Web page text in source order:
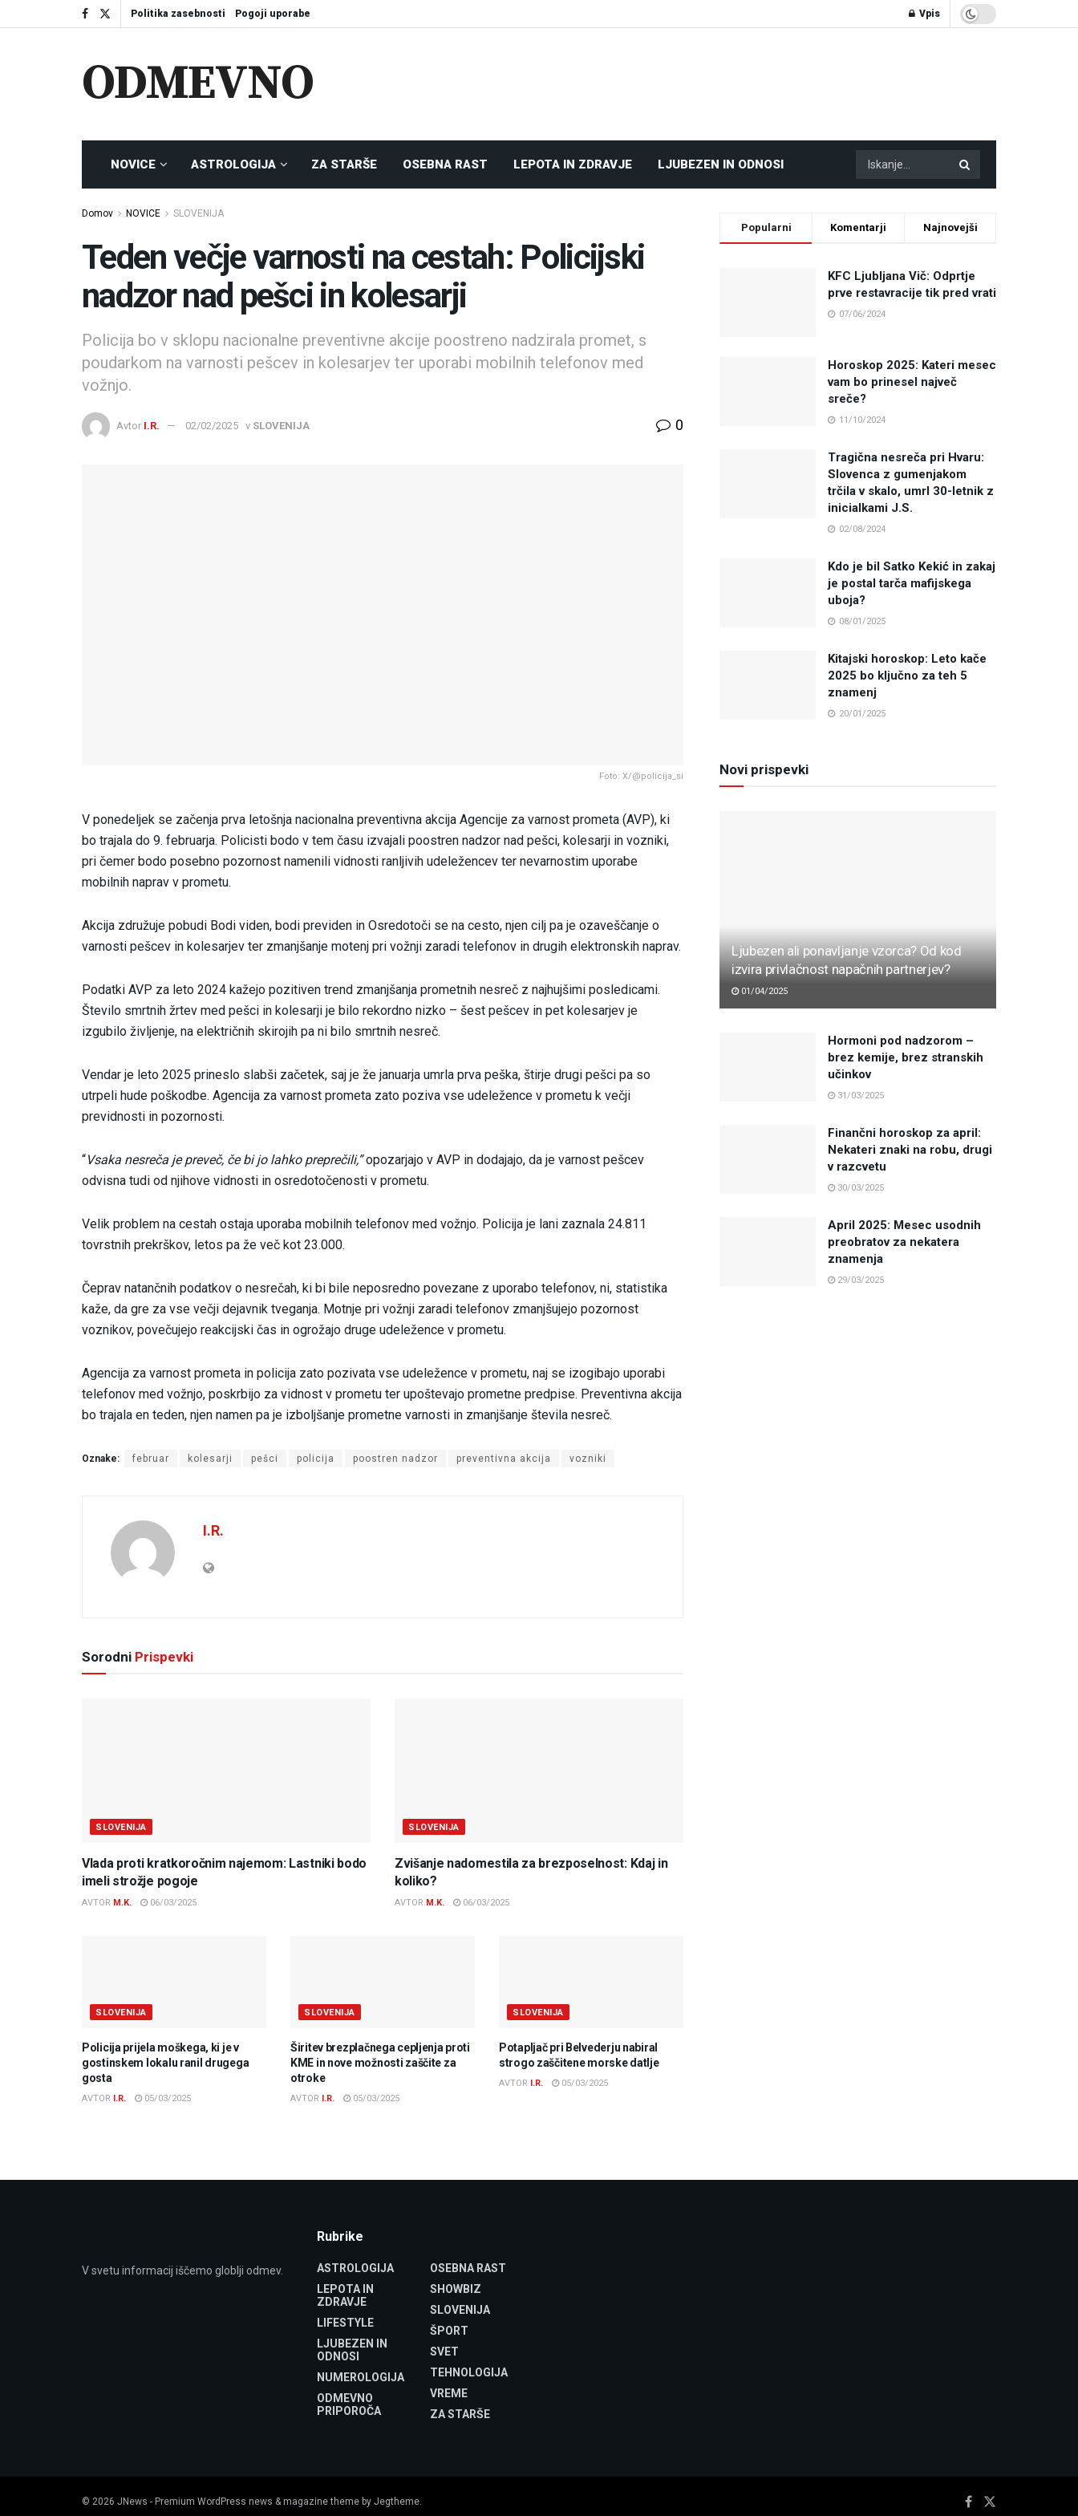
Politika zasebnosti Pogoji uporabe Vpis
ODMEVNO
NOVICE ASTROLOGIJA ZA STARŠE OSEBNA RAST LEPOTA IN ZDRAVJE LJUBEZEN IN ODNOSI
Domov NOVICE SLOVENIJA
Teden večje varnosti na cestah: Policijski
nadzor nad pešci in kolesarji
Policija bo v sklopu nacionalne preventivne akcije poostreno nadzirala promet, s
poudarkom na varnosti pešcev in kolesarjev ter uporabi mobilnih telefonov med
vožnjo.
Avtor I.R. 02/02/2025 v SLOVENIJA 0
Foto: X/@policija_si
V ponedeljek se začenja prva letošnja nacionalna preventivna akcija Agencije za varnost prometa (AVP), ki
bo trajala do 9. februarja. Policisti bodo v tem času izvajali poostren nadzor nad pešci, kolesarji in vozniki,
pri čemer bodo posebno pozornost namenili vidnosti ranljivih udeležencev ter nevarnostim uporabe
mobilnih naprav v prometu.
Akcija združuje pobudi Bodi viden, bodi previden in Osredotoči se na cesto, njen cilj pa je ozaveščanje o
varnosti pešcev in kolesarjev ter zmanjšanje motenj pri vožnji zaradi telefonov in drugih elektronskih naprav.
Podatki AVP za leto 2024 kažejo pozitiven trend zmanjšanja prometnih nesreč z najhujšimi posledicami.
Število smrtnih žrtev med pešci in kolesarji je bilo rekordno nizko – šest pešcev in pet kolesarjev je
izgubilo življenje, na električnih skirojih pa ni bilo smrtnih nesreč.
Vendar je leto 2025 prineslo slabši začetek, saj je že januarja umrla prva peška, štirje drugi pešci pa so
utrpeli hude poškodbe. Agencija za varnost prometa zato poziva vse udeležence v prometu k večji
previdnosti in pozornosti.
“Vsaka nesreča je preveč, če bi jo lahko preprečili,”opozarjajo v AVP in dodajajo, da je varnost pešcev
odvisna tudi od njihove vidnosti in osredotočenosti v prometu.
Velik problem na cestah ostaja uporaba mobilnih telefonov med vožnjo. Policija je lani zaznala 24.811
tovrstnih prekrškov, letos pa že več kot 23.000.
Čeprav natančnih podatkov o nesrečah, ki bi bile neposredno povezane z uporabo telefonov, ni, statistika
kaže, da gre za vse večji dejavnik tveganja. Motnje pri vožnji zaradi telefonov zmanjšujejo pozornost
voznikov, povečujejo reakcijski čas in ogrožajo druge udeležence v prometu.
Agencija za varnost prometa in policija zato pozivata vse udeležence v prometu, naj se izogibajo uporabi
telefonov med vožnjo, poskrbijo za vidnost v prometu ter upoštevajo prometne predpise. Preventivna akcija
bo trajala en teden, njen namen pa je izboljšanje prometne varnosti in zmanjšanje števila nesreč.
Oznake: februar kolesarji pešci policija poostren nadzor preventivna akcija vozniki
I.R.
Sorodni Prispevki
SLOVENIJA
Vlada proti kratkoročnim najemom: Lastniki bodo
imeli strožje pogoje
AVTOR M.K. 06/03/2025
SLOVENIJA
Zvišanje nadomestila za brezposelnost: Kdaj in
koliko?
AVTOR M.K. 06/03/2025
SLOVENIJA
Policija prijela moškega, ki je v
gostinskem lokalu ranil drugega
gosta
AVTOR I.R. 05/03/2025
SLOVENIJA
Širitev brezplačnega cepljenja proti
KME in nove možnosti zaščite za
otroke
AVTOR I.R. 05/03/2025
SLOVENIJA
Potapljač pri Belvederju nabiral
strogo zaščitene morske datlje
AVTOR I.R. 05/03/2025
Popularni Komentarji Najnovejši
KFC Ljubljana Vič: Odprtje
prve restavracije tik pred vrati
07/06/2024
Horoskop 2025: Kateri mesec
vam bo prinesel največ
sreče?
11/10/2024
Tragična nesreča pri Hvaru:
Slovenca z gumenjakom
trčila v skalo, umrl 30-letnik z
inicialkami J.S.
02/08/2024
Kdo je bil Satko Kekić in zakaj
je postal tarča mafijskega
uboja?
08/01/2025
Kitajski horoskop: Leto kače
2025 bo ključno za teh 5
znamenj
20/01/2025
Novi prispevki
Ljubezen ali ponavljanje vzorca? Od kod
izvira privlačnost napačnih partnerjev?
01/04/2025
Hormoni pod nadzorom –
brez kemije, brez stranskih
učinkov
31/03/2025
Finančni horoskop za april:
Nekateri znaki na robu, drugi
v razcvetu
30/03/2025
April 2025: Mesec usodnih
preobratov za nekatera
znamenja
29/03/2025
V svetu informacij iščemo globlji odmev.
Rubrike
ASTROLOGIJA
LEPOTA IN
ZDRAVJE
LIFESTYLE
LJUBEZEN IN
ODNOSI
NUMEROLOGIJA
ODMEVNO
PRIPOROČA
OSEBNA RAST
SHOWBIZ
SLOVENIJA
ŠPORT
SVET
TEHNOLOGIJA
VREME
ZA STARŠE
© 2026 JNews - Premium WordPress news & magazine theme by Jegtheme